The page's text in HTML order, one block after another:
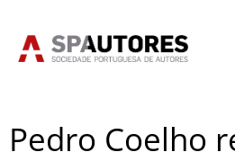
Pedro Coelho